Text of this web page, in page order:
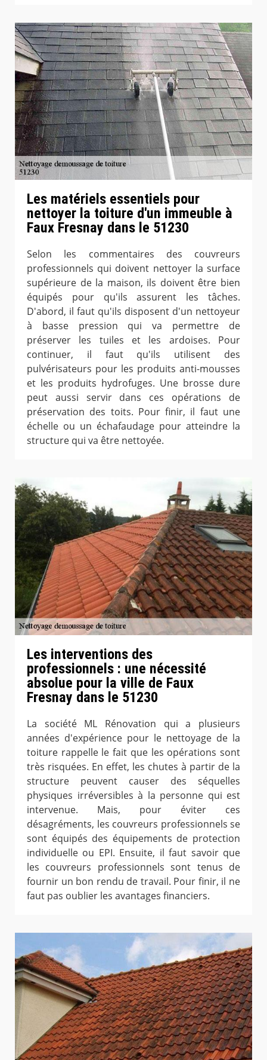
Les matériels essentiels pour
nettoyer la toiture d'un immeuble à
Faux Fresnay dans le 51230
Selon les commentaires des couvreurs
professionnels qui doivent nettoyer la surface
supérieure de la maison, ils doivent être bien
équipés pour qu'ils assurent les tâches.
D'abord, il faut qu'ils disposent d'un nettoyeur
à basse pression qui va permettre de
préserver les tuiles et les ardoises. Pour
continuer, il faut qu'ils utilisent des
pulvérisateurs pour les produits anti-mousses
et les produits hydrofuges. Une brosse dure
peut aussi servir dans ces opérations de
préservation des toits. Pour finir, il faut une
échelle ou un échafaudage pour atteindre la
structure qui va être nettoyée.
Les interventions des
professionnels : une nécessité
absolue pour la ville de Faux
Fresnay dans le 51230
La société ML Rénovation qui a plusieurs
années d'expérience pour le nettoyage de la
toiture rappelle le fait que les opérations sont
très risquées. En effet, les chutes à partir de la
structure peuvent causer des séquelles
physiques irréversibles à la personne qui est
intervenue. Mais, pour éviter ces
désagréments, les couvreurs professionnels se
sont équipés des équipements de protection
individuelle ou EPI. Ensuite, il faut savoir que
les couvreurs professionnels sont tenus de
fournir un bon rendu de travail. Pour finir, il ne
faut pas oublier les avantages financiers.